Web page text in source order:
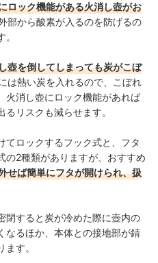
ロック機能がある火消し壺がお
部から酸素が入るのを防げるの
壺を倒してしまっても炭がこぼ
は熱い炭を入れるので、こぼれ
火消し壺にロック機能があれば
リスクも減らせます。
てロックするフック式と、フタ
2種類がありますが、 おすすめ
せば簡単にフタが開けられ、扱
閉すると炭が冷めた際に壺内の
るほか、 本体との接地部が錆
す。